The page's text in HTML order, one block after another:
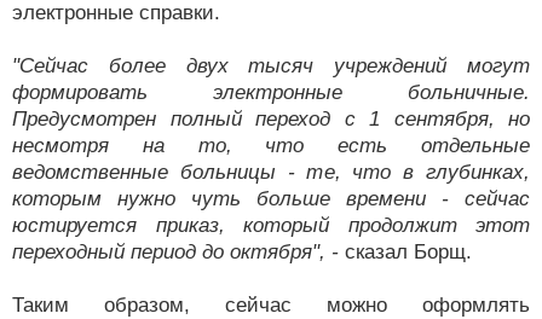
электронные справки.
"Сейчас более двух тысяч учреждений могут
формировать электронные больничные.
Предусмотрен полный переход с 1 сентября, но
несмотря на то, что есть отдельные
ведомственные больницы - те, что в глубинках,
которым нужно чуть больше времени - сейчас
юстируется приказ, который продолжит этот
переходный период до октября", - сказал Борщ.
Таким образом, сейчас можно оформлять